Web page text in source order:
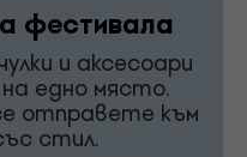
фестивала
и аксесоари
едно място.
отправете към
стил.